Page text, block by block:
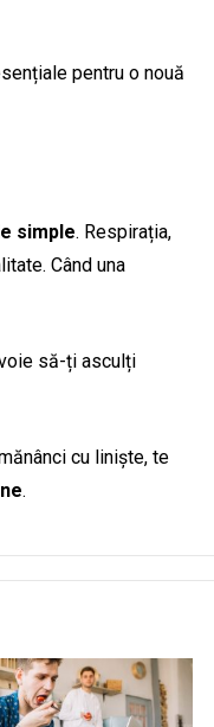
pentru o nouă
simple. Respirația,
Când una
să-ți asculți
cu liniște, te
.